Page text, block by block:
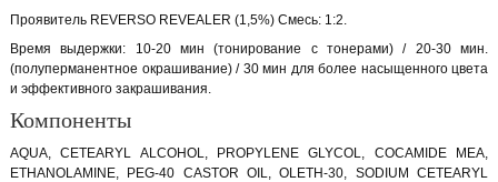
Проявитель REVERSO REVEALER (1,5%) Смесь: 1:2.
Время выдержки: 10-20 мин (тонирование с тонерами) / 20-30 мин.
(полуперманентное окрашивание) / 30 мин для более насыщенного цвета
и эффективного закрашивания.
Компоненты
AQUA, CETEARYL ALCOHOL, PROPYLENE GLYCOL, COCAMIDE MEA,
ETHANOLAMINE, PEG-40 CASTOR OIL, OLETH-30, SODIUM CETEARYL